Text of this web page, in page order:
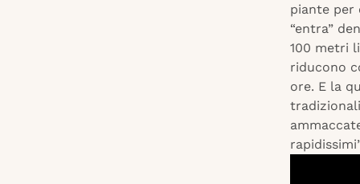
piante per
“entra”
100 metri
riducono
ore. E la